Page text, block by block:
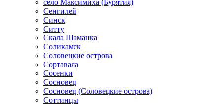
село Максимиха (Бурятия)
Сенгилей
Синск
Ситту
Скала Шаманка
Соликамск
Соловецкие острова
Сортавала
Сосенки
Сосновец
Сосновец (Соловецкие острова)
Соттинцы